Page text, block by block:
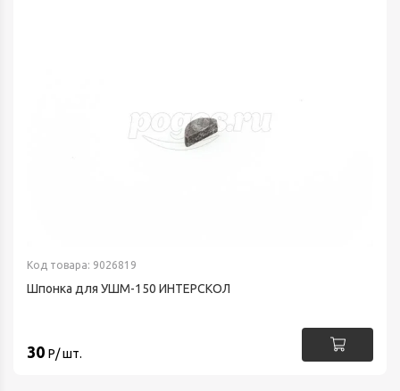
Код товара: 9026819
Шпонка для УШМ-150 ИНТЕРСКОЛ
30 Р/ шт.